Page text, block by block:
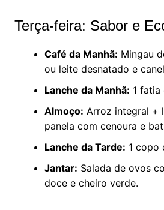
Terça-feira: Sabor e
Café da Manhã: Mingau
ou leite desnatado e
Lanche da Manhã: 1 fatia
Almoço: Arroz integral +
panela com cenoura e
Lanche da Tarde: 1 copo
Jantar: Salada de ovos
doce e cheiro verde.